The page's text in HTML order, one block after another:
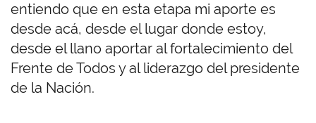
entiendo que en esta etapa mi aporte es
desde acá, desde el lugar donde estoy,
desde el llano aportar al fortalecimiento del
Frente de Todos y al liderazgo del presidente
de la Nación.